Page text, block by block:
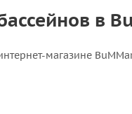
в
магазине